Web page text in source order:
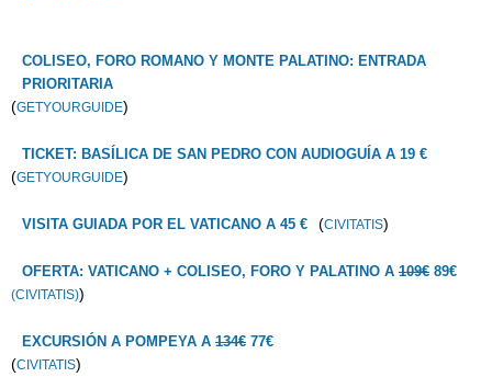
COLISEO, FORO ROMANO Y MONTE PALATINO: ENTRADA
PRIORITARIA
(GETYOURGUIDE)
TICKET: BASÍLICA DE SAN PEDRO CON AUDIOGUÍA A 19 €
(GETYOURGUIDE)
VISITA GUIADA POR EL VATICANO A 45 € (CIVITATIS)
OFERTA: VATICANO + COLISEO, FORO Y PALATINO A 109€ 89€
(CIVITATIS))
EXCURSIÓN A POMPEYA A 134€ 77€
(CIVITATIS)